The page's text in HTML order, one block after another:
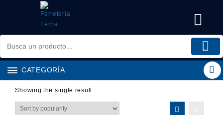
CATEGORÍA
Showing the single result